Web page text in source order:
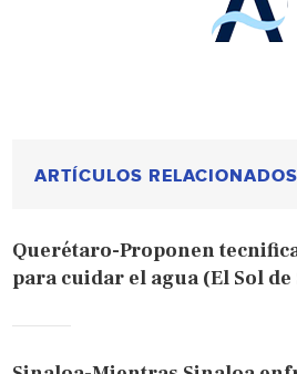
ARTÍCULOS RELACIONADOS
Querétaro-Proponen
para cuidar el agua (El Sol de